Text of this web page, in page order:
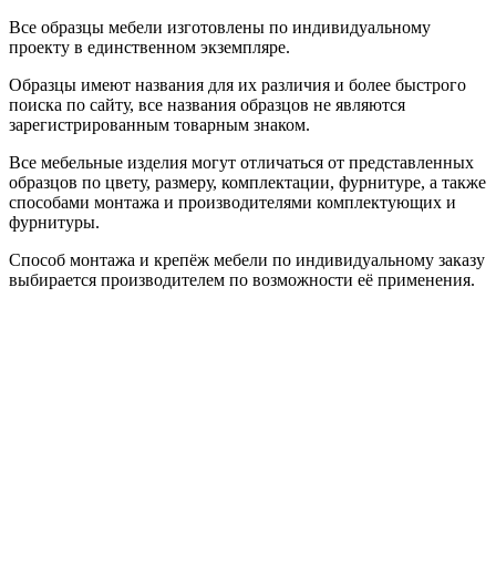
Все образцы мебели изготовлены по индивидуальному
проекту в единственном экземпляре.
Образцы имеют названия для их различия и более быстрого
поиска по сайту, все названия образцов не являются
зарегистрированным товарным знаком.
Все мебельные изделия могут отличаться от представленных
образцов по цвету, размеру, комплектации, фурнитуре, а также
способами монтажа и производителями комплектующих и
фурнитуры.
Способ монтажа и крепёж мебели по индивидуальному заказу
выбирается производителем по возможности её применения.